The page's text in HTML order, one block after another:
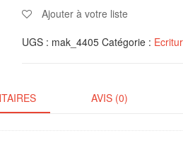
Ajouter à votre liste
UGS : mak_4405 Catégorie :
AVIS (0)